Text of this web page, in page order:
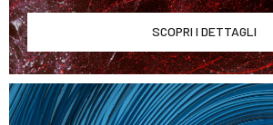
SCOPRI I DETTAGLI